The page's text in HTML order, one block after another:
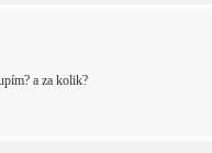
a za kolik?